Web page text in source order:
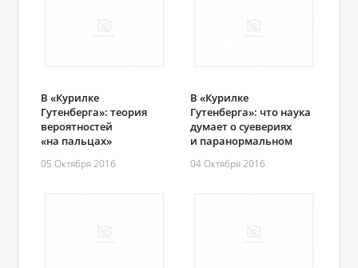
В «Курилке
Гутенберга»: теория
вероятностей
«на пальцах»
05 Октября 2016
В «Курилке
Гутенберга»: что наука
думает о суевериях
и паранормальном
04 Октября 2016